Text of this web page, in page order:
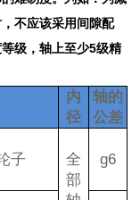
不应该采用间隙配
级，轴上至少5级精
内
径
轴的
公差
子
全
部
g6